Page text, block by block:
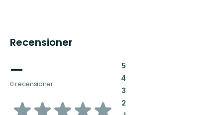
Recensioner
—
0 recensioner
av
5:
4:
3:
2: